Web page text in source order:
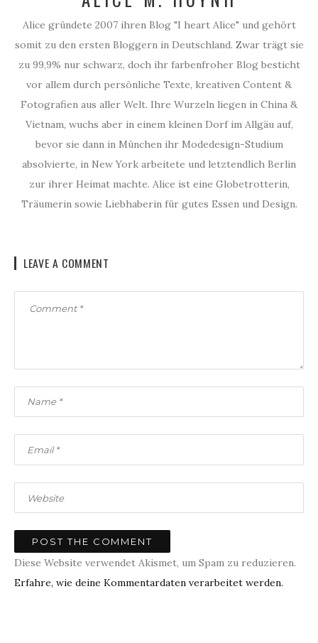
Alice gründete 2007 ihren Blog "I heart Alice" und gehört
somit zu den ersten Bloggern in Deutschland. Zwar trägt sie
zu 99,9% nur schwarz, doch ihr farbenfroher Blog besticht
vor allem durch persönliche Texte, kreativen Content &
Fotografien aus aller Welt. Ihre Wurzeln liegen in China &
Vietnam, wuchs aber in einem kleinen Dorf im Allgäu auf,
bevor sie dann in München ihr Modedesign-Studium
absolvierte, in New York arbeitete und letztendlich Berlin
zur ihrer Heimat machte. Alice ist eine Globetrotterin,
Träumerin sowie Liebhaberin für gutes Essen und Design.
LEAVE A COMMENT
Diese Website verwendet Akismet, um Spam zu reduzieren.
Erfahre, wie deine Kommentardaten verarbeitet werden.